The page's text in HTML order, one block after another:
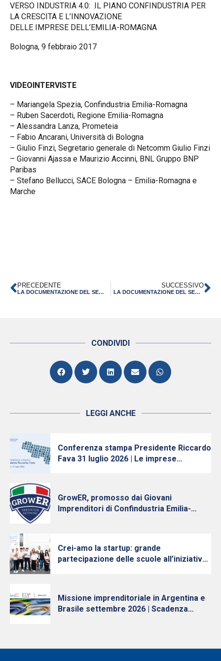
VERSO INDUSTRIA 4.0: IL PIANO CONFINDUSTRIA PER
LA CRESCITA E L’INNOVAZIONE
DELLE IMPRESE DELL’EMILIA-ROMAGNA
Bologna, 9 febbraio 2017
VIDEOINTERVISTE
– Mariangela Spezia, Confindustria Emilia-Romagna
– Ruben Sacerdoti, Regione Emilia-Romagna
– Alessandra Lanza, Prometeia
– Fabio Ancarani, Università di Bologna
– Giulio Finzi, Segretario generale di Netcomm Giulio Finzi
– Giovanni Ajassa e Maurizio Accinni, BNL Gruppo BNP
Paribas
– Stefano Bellucci, SACE Bologna – Emilia-Romagna e
Marche
PRECEDENTE
LA DOCUMENTAZIONE DEL SEMINARIO “GLOBAL MANAGEMENT” – BOLOGNA 9 FEBBRAIO 2017
SUCCESSIVO
LA DOCUMENTAZIONE DEL SEMINARIO “GREEN UP. VERSO UN’ECONOMIA SEMPRE PIÙ CIRCOLARE”
CONDIVIDI
LEGGI ANCHE
Conferenza stampa Presidente Riccardo
Fava 31 luglio 2026 | Le imprese
GrowER, promosso dai Giovani
Imprenditori di Confindustria Emilia-
Crei-amo la startup: grande
partecipazione delle scuole all’iniziativa
Missione imprenditoriale in Argentina e
Brasile settembre 2026 | Scadenza